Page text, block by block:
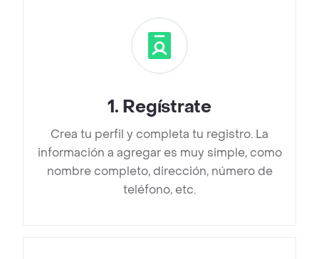
1. Regístrate
Crea tu perfil y completa tu registro. La
información a agregar es muy simple, como
nombre completo, dirección, número de
teléfono, etc.